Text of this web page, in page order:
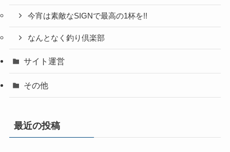
今宵は素敵なSIGNで最高の1杯を!!
なんとなく釣り倶楽部
サイト運営
その他
最近の投稿